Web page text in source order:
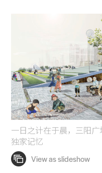
一日之计在于晨，三阳
独家记忆